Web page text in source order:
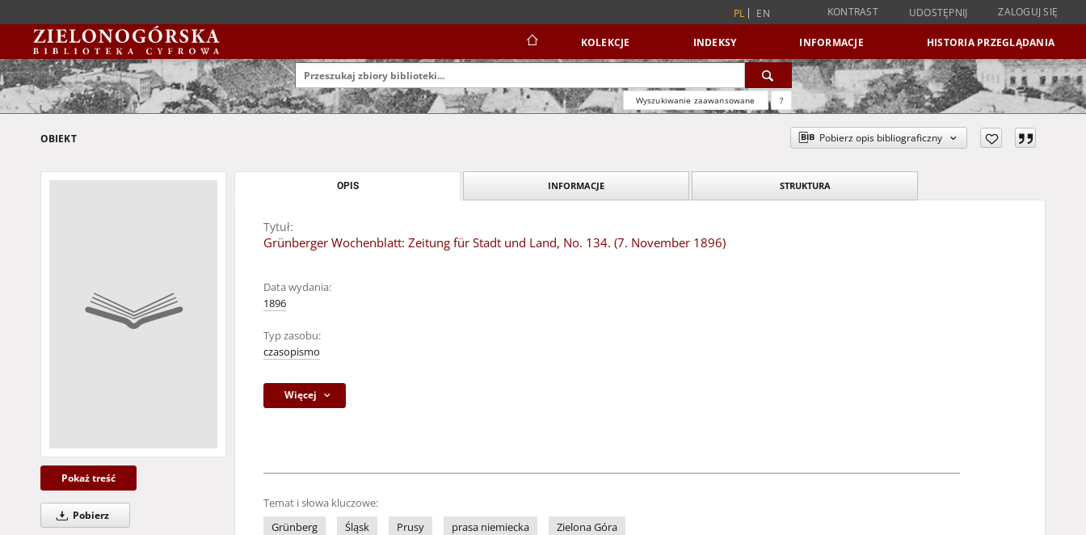
PL EN KONTRAST UDOSTĘPNIJ ZALOGUJ SIĘ
KOLEKCJE INDEKSY INFORMACJE HISTORIA PRZEGLĄDANIA
Wyszukiwanie zaawansowane ?
OBIEKT Pobierz opis bibliograficzny
Pokaż treść
Pobierz
OPIS INFORMACJE STRUKTURA
Tytuł:
Grünberger Wochenblatt: Zeitung für Stadt und Land, No. 134. (7. November 1896)
Data wydania:
1896
Typ zasobu:
czasopismo
Więcej
Temat i słowa kluczowe:
Grünberg
Śląsk Prusy prasa niemiecka Zielona Góra